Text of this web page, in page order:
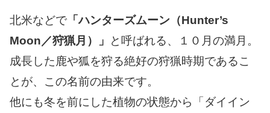
北米などで 「ハンターズムーン（Hunter’s
Moon／狩猟月）」
と呼ばれる、１０月の満月。
成長した鹿や狐を狩る絶好の狩猟時期であるこ
とが、この名前の由来です。
他にも冬を前にした植物の状態から「ダイイン